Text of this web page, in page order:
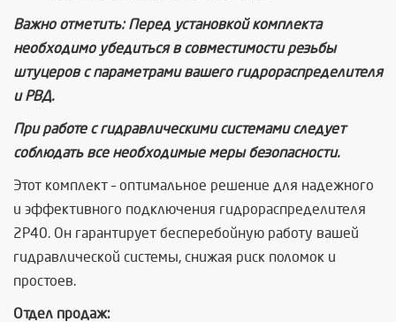
Важно отметить: Перед установкой комплекта
необходимо убедиться в совместимости резьбы
штуцеров с параметрами вашего гидрораспределителя
и РВД.
При работе с гидравлическими системами следует
соблюдать все необходимые меры безопасности.
Этот комплект – оптимальное решение для надежного
и эффективного подключения гидрораспределителя
2P40. Он гарантирует бесперебойную работу вашей
гидравлической системы, снижая риск поломок и
простоев.
Отдел продаж: